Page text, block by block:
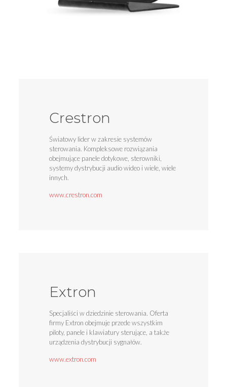
Crestron
Światowy lider w zakresie systemów
sterowania. Kompleksowe rozwiązania
obejmujące panele dotykowe, sterowniki,
systemy dystrybucji audio wideo i wiele, wiele
innych.
www.crestron.com
Extron
Specjaliści w dziedzinie sterowania. Oferta
firmy Extron obejmuje przede wszystkim
piloty, panele i klawiatury sterujące, a także
urządzenia dystrybucji sygnałów.
www.extron.com